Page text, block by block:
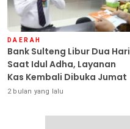
DAERAH
Bank Sulteng Libur Dua Hari
Saat Idul Adha, Layanan
Kas Kembali Dibuka Jumat
2 bulan yang lalu